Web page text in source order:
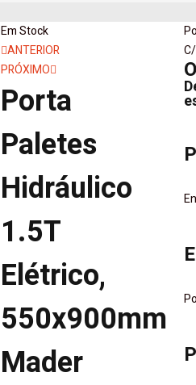
Em Stock
Navegação
de
artigos
ANTERIOR
PRÓXIMO
Porta
Paletes
Hidráulico
1.5T
Elétrico,
550x900mm
Mader